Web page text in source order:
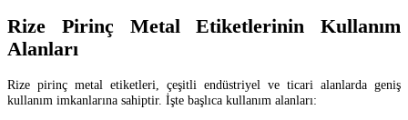
Rize Pirinç Metal Etiketlerinin Kullanım
Alanları
Rize pirinç metal etiketleri, çeşitli endüstriyel ve ticari alanlarda geniş
kullanım imkanlarına sahiptir. İşte başlıca kullanım alanları: